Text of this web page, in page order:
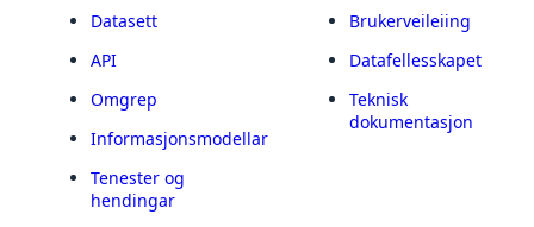
Datasett
API
Omgrep
Informasjonsmodellar
Tenester og
hendingar
Brukerveileiing
Datafellesskapet
Teknisk
dokumentasjon